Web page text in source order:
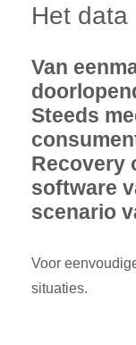
Het data
Van
Steeds
Recovery
software
scenario
Voor
situaties.